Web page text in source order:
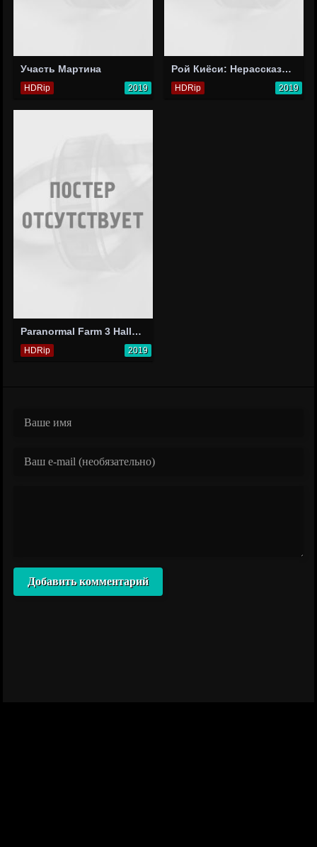
Участь Мартина
HDRip 2019
Рой Киёси: Нерассказанная история
HDRip 2019
Paranormal Farm 3 Halloween
HDRip 2019
Добавить комментарий